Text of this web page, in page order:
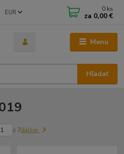
Menu
EUR
Hľadať
0 ks
za 0,00 €
z 7ďalšie